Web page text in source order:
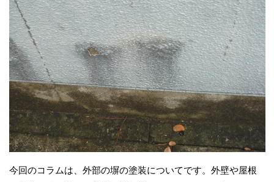
今回のコラムは、外部の塀の塗装についてです。外壁や屋根